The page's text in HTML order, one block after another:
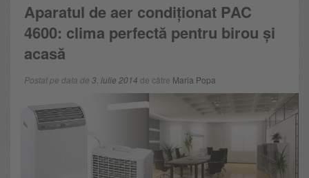
Aparatul de aer condiționat PAC
4600: clima perfectă pentru birou și
acasă
Postat pe data de 3. iulie 2014 de către Maria Popa